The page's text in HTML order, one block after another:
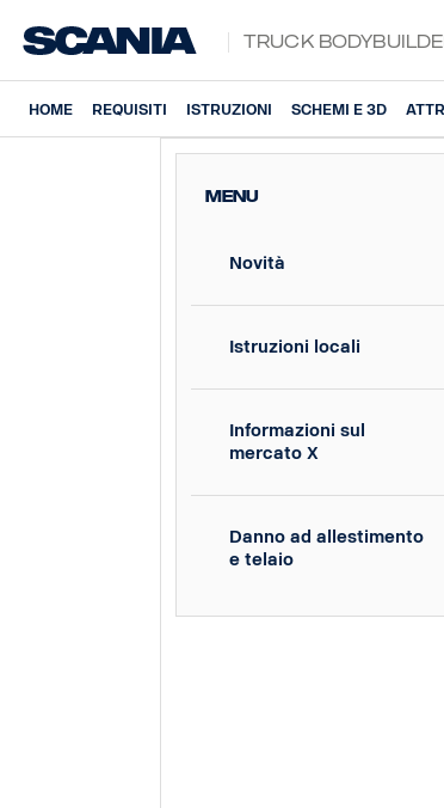
Truck
HOME REQUISITI ISTRUZIONI SCHEMI E 3D
MENU
Novità
Istruzioni locali
Informazioni sul
mercato X
Danno ad allestimento
e telaio